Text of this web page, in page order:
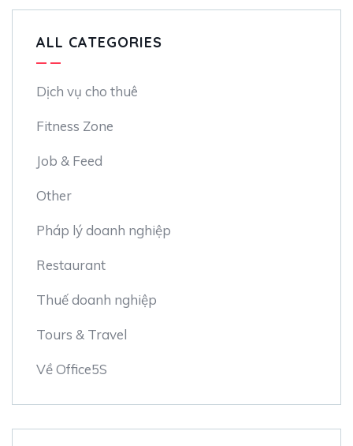
ALL CATEGORIES
Dịch vụ cho thuê
Fitness Zone
Job & Feed
Other
Pháp lý doanh nghiệp
Restaurant
Thuế doanh nghiệp
Tours & Travel
Về Office5S